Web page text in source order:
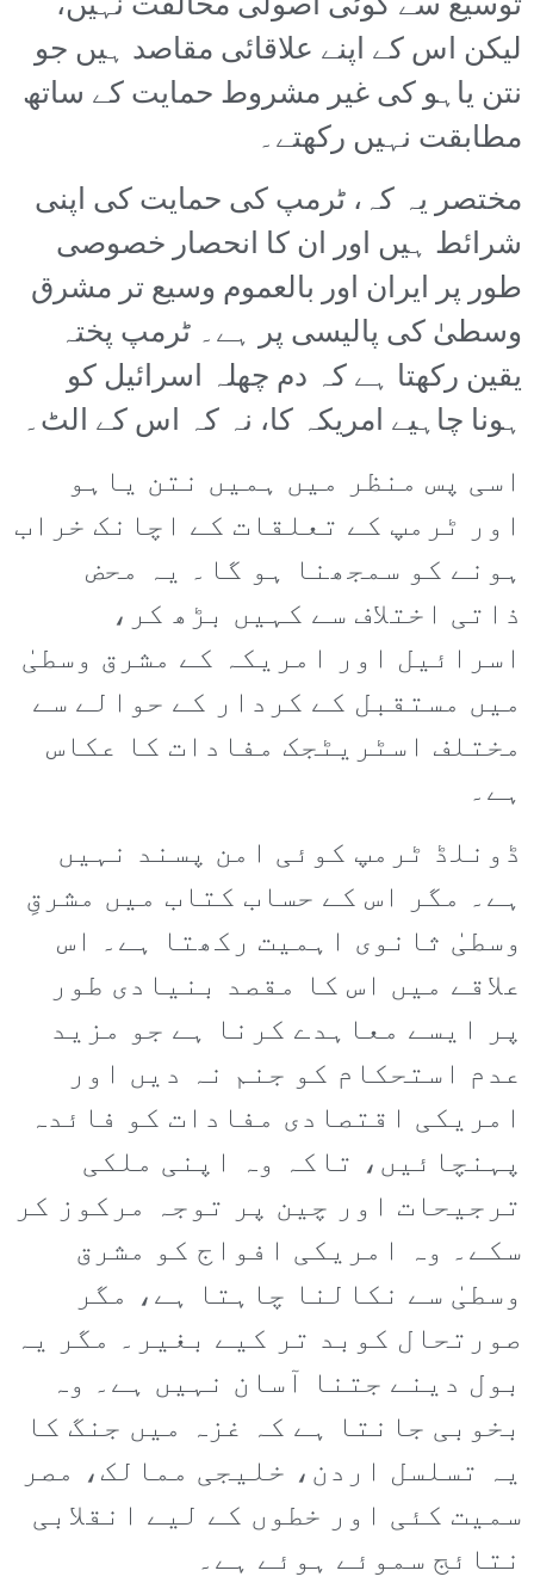
لیکن اس کے اپنے علاقائی مقاصد ہیں جو
نتن یاہو کی غیر مشروط حمایت کے ساتھ
مطابقت نہیں رکھتے۔
مختصر یہ کہ، ٹرمپ کی حمایت کی اپنی
شرائط ہیں اور ان کا انحصار خصوصی
طور پر ایران اور بالعموم وسیع تر مشرق
وسطیٰ کی پالیسی پر ہے۔ ٹرمپ پختہ
یقین رکھتا ہے کہ دم چھلہ اسرائیل کو
ہونا چاہیے امریکہ کا، نہ کہ اس کے الٹ۔
اسی پس منظر میں ہمیں نتن یاہو
اور ٹرمپ کے تعلقات کے اچانک خراب
ہونے کو سمجھنا ہو گا۔ یہ محض
ذاتی اختلاف سے کہیں بڑھ کر،
اسرائیل اور امریکہ کے مشرق وسطیٰ
میں مستقبل کے کردار کے حوالے سے
مختلف اسٹریٹجک مفادات کا عکاس
ہے۔
ڈونلڈ ٹرمپ کوئی امن پسند نہیں
ہے۔ مگر اس کے حساب کتاب میں مشرقِ
وسطیٰ ثانوی اہمیت رکھتا ہے۔ اس
علاقے میں اس کا مقصد بنیادی طور
پر ایسے معاہدے کرنا ہے جو مزید
عدم استحکام کو جنم نہ دیں اور
امریکی اقتصادی مفادات کو فائدہ
پہنچائیں، تاکہ وہ اپنی ملکی
ترجیحات اور چین پر توجہ مرکوز کر
سکے۔ وہ امریکی افواج کو مشرق
وسطیٰ سے نکالنا چاہتا ہے، مگر
صورتحال کوبد تر کیے بغیر۔ مگر یہ
بول دینے جتنا آسان نہیں ہے۔ وہ
بخوبی جانتا ہے کہ غزہ میں جنگ کا
یہ تسلسل اردن، خلیجی ممالک، مصر
سمیت کئی اور خطوں کے لیے انقلابی
نتائج سموئے ہوئے ہے۔